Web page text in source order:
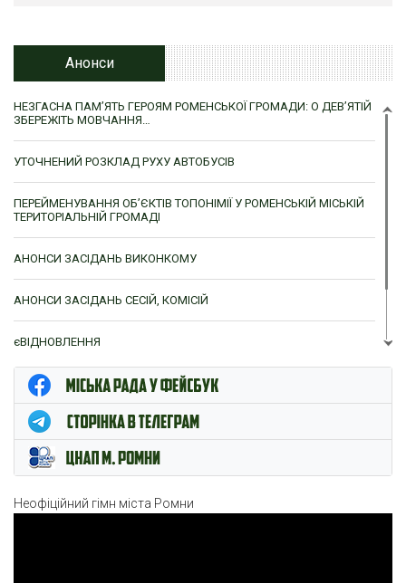
Анонси
НЕЗГАСНА ПАМ’ЯТЬ ГЕРОЯМ РОМЕНСЬКОЇ ГРОМАДИ: О ДЕВ’ЯТІЙ
ЗБЕРЕЖІТЬ МОВЧАННЯ…
УТОЧНЕНИЙ РОЗКЛАД РУХУ АВТОБУСІВ
ПЕРЕЙМЕНУВАННЯ ОБ’ЄКТІВ ТОПОНІМІЇ У РОМЕНСЬКІЙ МІСЬКІЙ
ТЕРИТОРІАЛЬНІЙ ГРОМАДІ
АНОНСИ ЗАСІДАНЬ ВИКОНКОМУ
АНОНСИ ЗАСІДАНЬ СЕСІЙ, КОМІСІЙ
єВІДНОВЛЕННЯ
ЦНАП м. Ромни
Неофіційний гімн міста Ромни